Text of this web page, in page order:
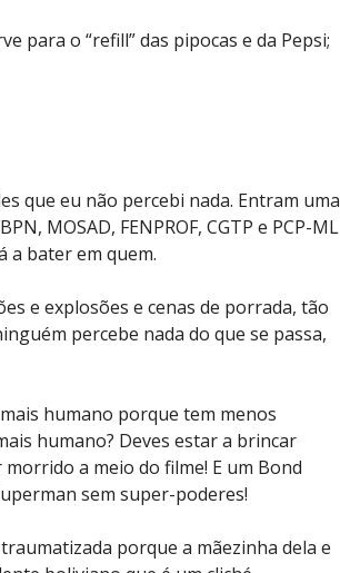
para o “refill” das pipocas e da Pepsi;
que eu não percebi nada. Entram uma
MOSAD, FENPROF, CGTP e PCP-ML
a bater em quem.
e explosões e cenas de porrada, tão
percebe nada do que se passa,
humano porque tem menos
humano? Deves estar a brincar
a meio do filme! E um Bond
sem super-poderes!
porque a mãezinha dela e